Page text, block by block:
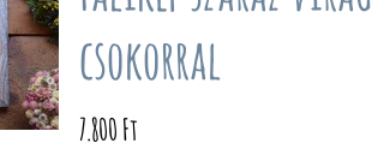
csokorral
7.800 Ft